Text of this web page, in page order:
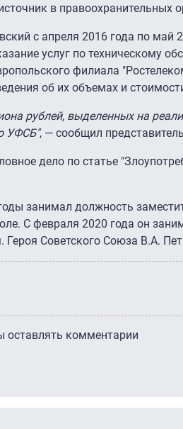
в правоохранительных
с апреля 2016 года по
услуг по техническому
филиала
об их объемах и
рублей, выделенных на
УФСБ", — сообщил
дело по статье
занимал должность
С февраля 2020 года он
Советского Союза В.А.
оставлять комментарии